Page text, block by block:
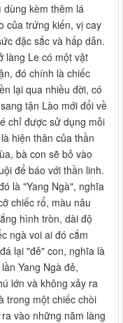
kèm thêm lá
của trứng kiến, vị cay
đặc sắc và hấp dẫn.
làng Le có một vật
đó chính là chiếc
lại qua nhiều đời, có
tận Lào mới đổi về
chỉ được sử dụng mỗi
hiện thân của thần
bà con sẽ bỏ vào
để báo với thần linh.
là "Yang Ngà", nghĩa
chiếc rổ, màu nâu
hình tròn, dài độ
ngà voi ai đó cắm
lại "đẻ" con, nghĩa là
Yang Ngà đẻ,
lớn và không xảy ra
trong một chiếc chòi
vào những năm làng